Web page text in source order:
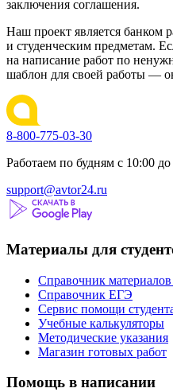
заключения соглашения.
Наш проект является банком
и студенческим предметам.
на написание работ по
шаблон для своей работы —
8-800-775-03-30
Работаем по будням с 10:00
support@avtor24.ru
Материалы для
Справочник
Справочник ЕГЭ
Сервис помощи
Учебные калькуляторы
Методические указания
Магазин готовых работ
Помощь в написании